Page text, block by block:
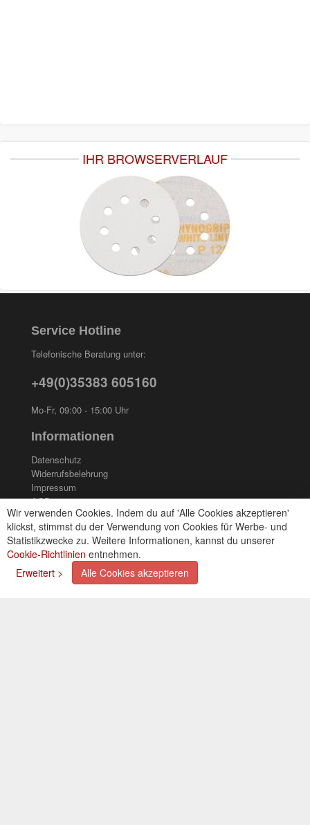
IHR BROWSERVERLAUF
Wir verwenden Cookies. Indem du auf 'Alle Cookies akzeptieren'
klickst, stimmst du der Verwendung von Cookies für Werbe- und
Statistikzwecke zu. Weitere Informationen, kannst du unserer
Cookie-Richtlinien entnehmen.
Erweitert >
Alle Cookies akzeptieren
Service Hotline
Telefonische Beratung unter:
+49(0)35383 605160
Mo-Fr, 09:00 - 15:00 Uhr
Informationen
Datenschutz
Widerrufsbelehrung
Impressum
AGB
Kontakt
Cookies einstellungen
Zahlungsarten